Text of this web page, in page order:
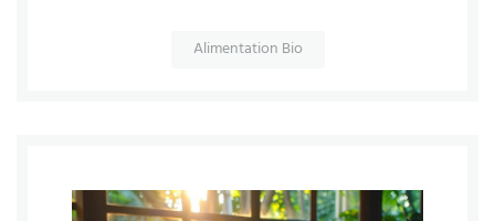
Alimentation Bio